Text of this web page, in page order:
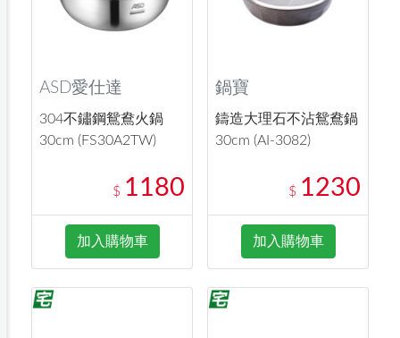
ASD愛仕達
304不鏽鋼鴛鴦火鍋
30cm (FS30A2TW)
$ 1180
加入購物車
鍋寶
鑄造大理石不沾鴛鴦鍋
30cm (AI-3082)
$ 1230
加入購物車